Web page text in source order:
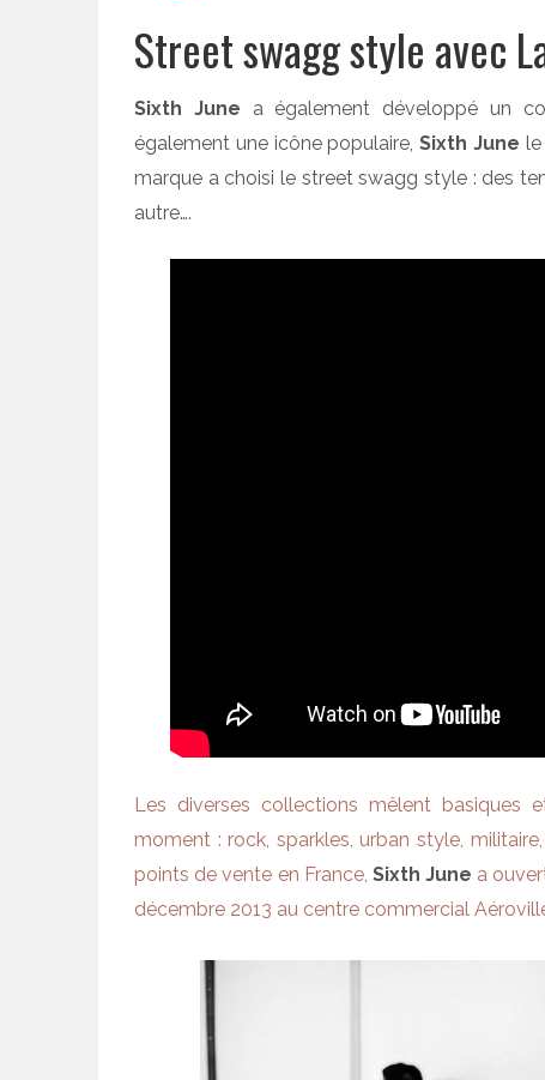
Street swagg style avec
Sixth June a également développé un
également une icône populaire,Sixth June le
marque a choisi le street swagg style : des
autre….
Les diverses collections mêlent basiques
moment : rock, sparkles, urban style,
points de vente en France, Sixth June a
décembre 2013 au centre commercial